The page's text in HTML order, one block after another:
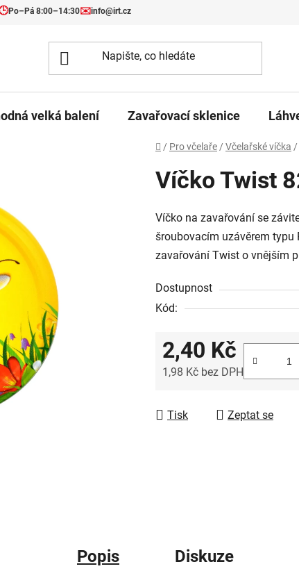
Po–Pá 8:00–14:30✉️info@irt.cz
velká balení Zavařovací sklenice
Domů
/ Pro včelaře / Včelařské víčka /
Víčko Twist
Víčko na zavařování se
šroubovacím uzávěrem typu
zavařování Twist o vnějším
Dostupnost
Kód:
2,40 Kč
1,98 Kč bez DPH
Tisk Zeptat se
Popis Diskuze